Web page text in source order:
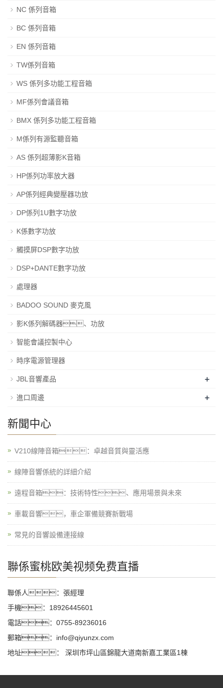
NC 係列音箱
BC 係列音箱
EN 係列音箱
TW係列音箱
WS 係列多功能工程音箱
MF係列會議音箱
BMX 係列多功能工程音箱
M係列有源監聽音箱
AS 係列超薄影K音箱
HP係列功率放大器
AP係列經典變壓器功放
DP係列1U數字功放
K係數字功放
觸摸屏DSP數字功放
DSP+DANTE數字功放
處理器
BADOO SOUND 麥克風
影K係列解碼器、功放
智能會議控製中心
時序電源管理器
JBL音響產品 +
進口周邊 +
新聞中心
V210線陣音箱：卓越音質與靈活應
線陣音響係統的詳細介紹
遠程音箱：技術特性、應用場景與未來
車載音響，車企軍備競賽新戰場
常見的音響設備連接線
聯係蜜桃欧美视频免费直播
聯係人：張經理
手機：18926445601
電話：0755-89236016
郵箱：info@qiyunzx.com
地址： 深圳市坪山區錦龍大道南新嘉工業區1棟